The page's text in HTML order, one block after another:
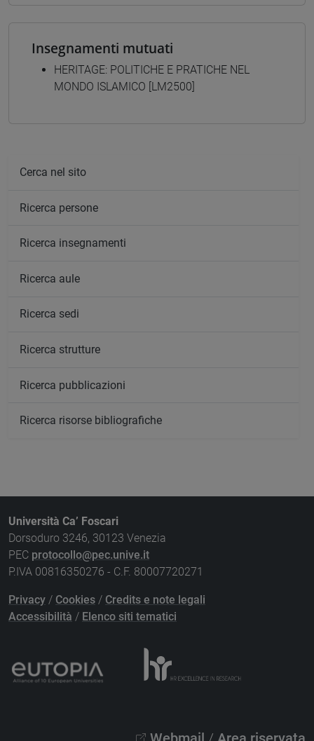
Insegnamenti mutuati
HERITAGE: POLITICHE E PRATICHE NEL
MONDO ISLAMICO [LM2500]
Cerca nel sito
Ricerca persone
Ricerca insegnamenti
Ricerca aule
Ricerca sedi
Ricerca strutture
Ricerca pubblicazioni
Ricerca risorse bibliografiche
Università Ca’ Foscari
Dorsoduro 3246, 30123 Venezia
PEC protocollo@pec.unive.it
P.IVA 00816350276 - C.F. 80007720271
Privacy / Cookies / Credits e note legali
Accessibilità / Elenco siti tematici